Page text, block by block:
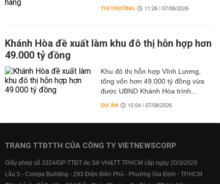
THỊ TRƯỜNG 11:26 | 07/08/2026
Khánh Hòa đề xuất làm khu đô thị hỗn hợp hơn
49.000 tỷ đồng
Khu đô thị hỗn hợp Vĩnh Lương,
tổng vốn hơn 49.000 tỷ đồng vừa
được UBND Khánh Hòa trình...
DỰ ÁN 15:04 | 07/08/2026
TRANG TTĐTTH CỦA CÔNG TY VIETNEWSCORP
Giấy phép số 3324/GP-TTĐT do Sở VH&TT TPHCM cấp ngày 20/3/2026
Lầu 5 - Compa Building - 293 Điện Biên Phủ - Phường Gia Định - TP.HCM